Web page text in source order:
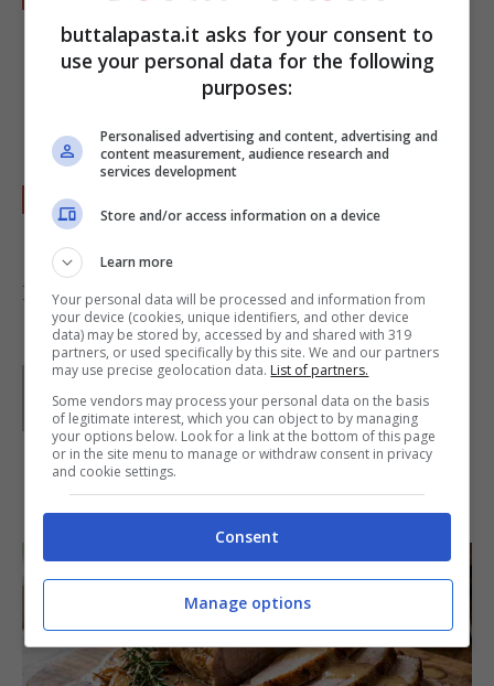
pangrattato, mettete metà composto di
patate, coprite con i funghi e completate con
le patate rimaste, aggiungete un pò di
pangrattato.
Infornate in forno preriscaldato a
circa
Foto diSarah
Parole diRedazione Buttalapasta
IN PRIMO PIANO
buttalapasta.it asks for your consent to
use your personal data for the following
purposes:
Personalised advertising and content, advertising and
content measurement, audience research and
services development
Store and/or access information on a device
Learn more
Your personal data will be processed and information from
your device (cookies, unique identifiers, and other device
data) may be stored by, accessed by and shared with 319
partners, or used specifically by this site. We and our partners
may use precise geolocation data. List of partners.
Some vendors may process your personal data on the basis
of legitimate interest, which you can object to by managing
your options below. Look for a link at the bottom of this page
or in the site menu to manage or withdraw consent in privacy
and cookie settings.
Consent
Manage options